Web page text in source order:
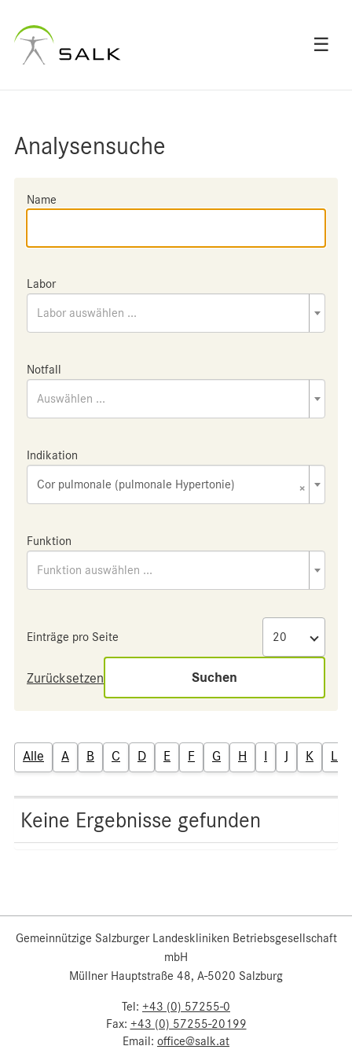
☰
Analysensuche
Name
Labor
Labor auswählen ...
Notfall
Auswählen ...
Indikation
×
Cor pulmonale (pulmonale Hypertonie)
Funktion
Funktion auswählen ...
Einträge pro Seite
Zurücksetzen Suchen
Alle A B C D E F G H I J K L
Keine Ergebnisse gefunden
Gemeinnützige Salzburger Landeskliniken Betriebsgesellschaft
mbH
Müllner Hauptstraße 48, A-5020 Salzburg
Tel: +43 (0) 57255-0
Fax: +43 (0) 57255-20199
Email: office@salk.at